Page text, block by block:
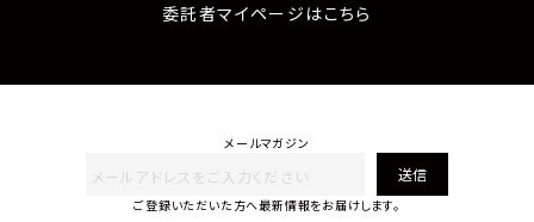
委託者マイページはこちら
メールマガジン
送信
ご登録いただいた方へ最新情報をお届けします。